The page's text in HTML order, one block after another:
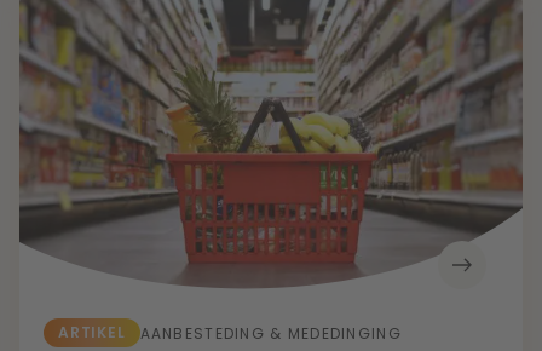
ARTIKEL AANBESTEDING & MEDEDINGING